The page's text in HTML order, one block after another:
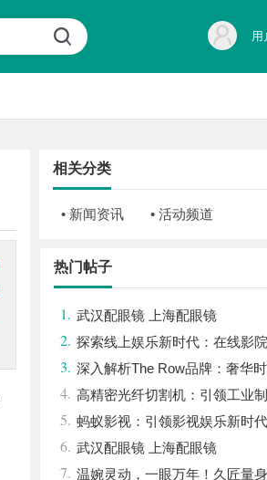
用
相关分类
• 新闻资讯 • 活动频道
热门帖子
1. 武汉配眼镜 上海配眼镜
2. 探索线上娱乐新时代：在线影
魅力与未来发展趋势
3. 深入解析The Row品牌：奢华
范与设计哲学
4. 高精密光纤切割机：引领工业
代的利器
5. 蚂蚁影视：引领影视娱乐新时
能平台解析
6. 武汉配眼镜 上海配眼镜
7. 温婉灵动，一眼万年！久匠量